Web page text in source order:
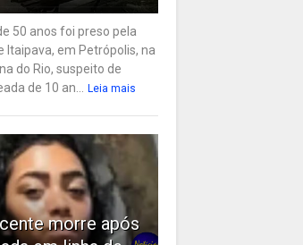
50 anos foi preso pela
Itaipava, em Petrópolis, na
do Rio, suspeito de
de 10 an...
Leia mais
morre após